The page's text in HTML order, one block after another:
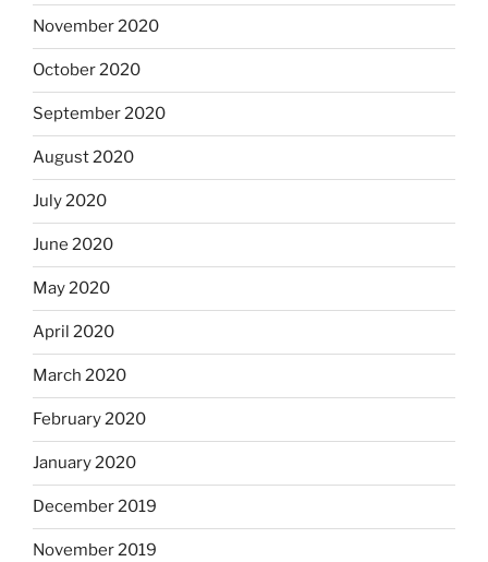
November 2020
October 2020
September 2020
August 2020
July 2020
June 2020
May 2020
April 2020
March 2020
February 2020
January 2020
December 2019
November 2019